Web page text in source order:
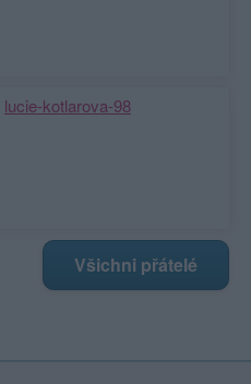
lucie-kotlarova-98
Všichni přátelé